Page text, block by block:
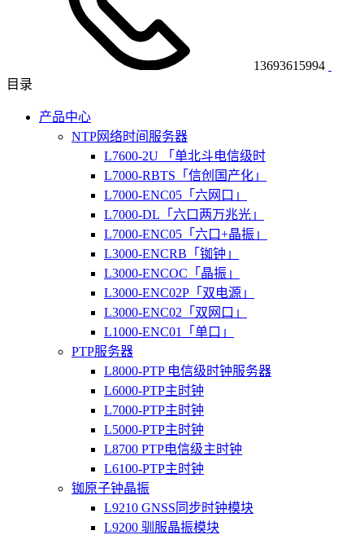
13693615994
目录
产品中心
NTP网络时间服务器
L7600-2U 「单北斗电信级时
L7000-RBTS「信创国产化」
L7000-ENC05「六网口」
L7000-DL「六口两万兆光」
L7000-ENC05「六口+晶振」
L3000-ENCRB「铷钟」
L3000-ENCOC「晶振」
L3000-ENC02P「双电源」
L3000-ENC02「双网口」
L1000-ENC01「单口」
PTP服务器
L8000-PTP 电信级时钟服务器
L6000-PTP主时钟
L7000-PTP主时钟
L5000-PTP主时钟
L8700 PTP电信级主时钟
L6100-PTP主时钟
铷原子钟晶振
L9210 GNSS同步时钟模块
L9200 驯服晶振模块